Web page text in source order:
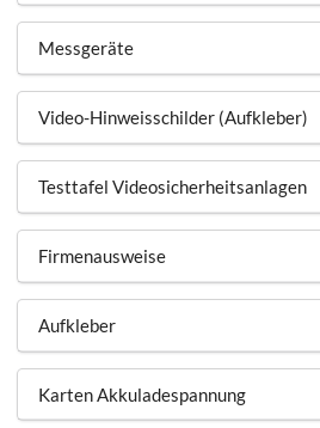
Messgeräte
Video-Hinweisschilder (Aufkleber)
Testtafel Videosicherheitsanlagen
Firmenausweise
Aufkleber
Karten Akkuladespannung